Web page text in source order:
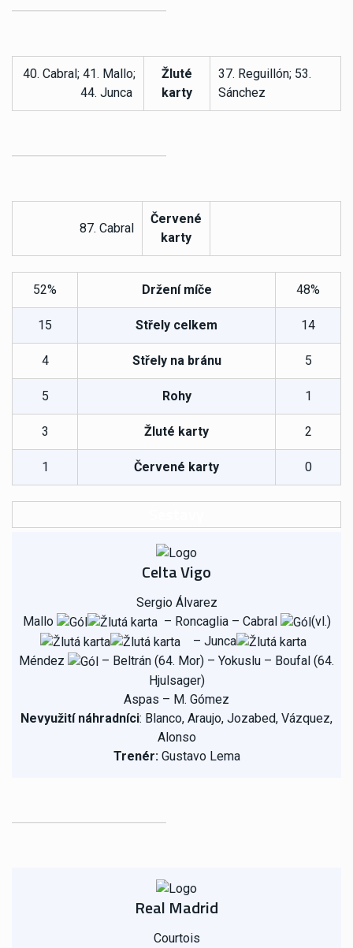
40. Cabral; 41. Mallo;
44. Junca
Žluté
karty
37. Reguillón; 53.
Sánchez
87. Cabral
Červené
karty
52% Držení míče 48%
15 Střely celkem 14
4 Střely na bránu 5
5 Rohy 1
3 Žluté karty 2
1 Červené karty 0
Celta Vigo
Sergio Álvarez
Mallo
– Roncaglia – Cabral
(vl.)
– Junca
Méndez
– Beltrán (64. Mor) – Yokuslu – Boufal (64.
Hjulsager)
Aspas – M. Gómez
Nevyužití náhradníci: Blanco, Araujo, Jozabed, Vázquez,
Alonso
Trenér:Gustavo Lema
Real Madrid
Courtois